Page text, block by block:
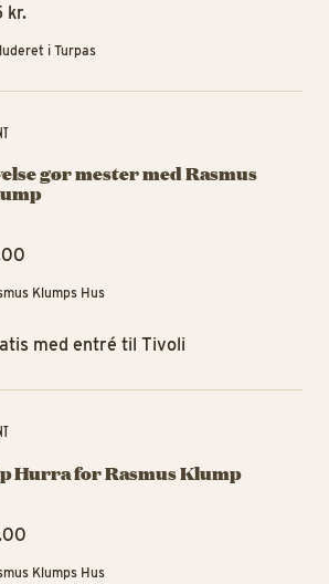
kr.
i Turpas
gør mester med Rasmus
Klumps Hus
med entré til Tivoli
Hurra for Rasmus Klump
Klumps Hus